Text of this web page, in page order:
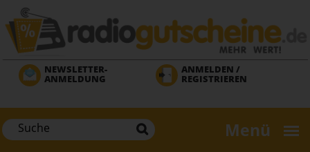
Direkt
zum
Inhalt
NEWSLETTER-
ANMELDUNG
ANMELDEN /
REGISTRIEREN
Menü